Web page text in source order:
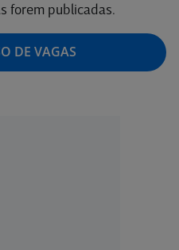
forem publicadas.
DE VAGAS